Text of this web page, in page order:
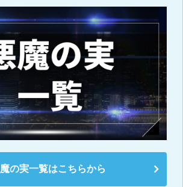
の実一覧はこちらから